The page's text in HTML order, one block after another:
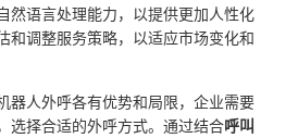
然语言处理能力，以提供更加人性化
和调整服务策略，以适应市场变化和
器人外呼各有优势和局限，企业需要
选择合适的外呼方式。通过结合呼叫